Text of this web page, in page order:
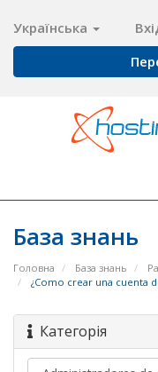
Українська
База знань
Головна База знань
¿Como crear una cuenta
Категорія